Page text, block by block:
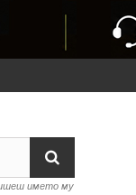
името му